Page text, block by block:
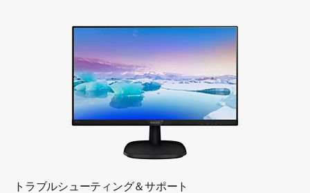
トラブルシューティング＆サポート